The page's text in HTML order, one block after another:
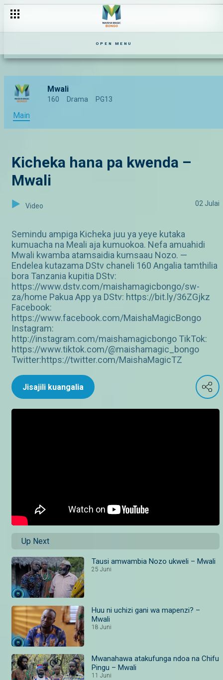
OPEN MENU
Mwali
160 Drama PG13
Main
Kicheka hana pa kwenda –
Mwali
Video 02 Julai
Semindu ampiga Kicheka juu ya yeye kutaka
kumuacha na Meali aja kumuokoa. Nefa amuahidi
Mwali kwamba atamsaidia kumsaau Nozo. —
Endelea kutazama DStv chaneli 160 Angalia tamthilia
bora Tanzania kupitia DStv:
https://www.dstv.com/maishamagicbongo/sw-
za/home Pakua App ya DStv: https://bit.ly/36ZGjkz
Facebook:
https://www.facebook.com/MaishaMagicBongo
Instagram:
http://instagram.com/maishamagicbongo TikTok:
https://www.tiktok.com/@maishamagic_bongo
Twitter:https://twitter.com/MaishaMagicTZ
Jisajili kuangalia
Up Next
Tausi amwambia Nozo ukweli – Mwali
25 Juni
Huu ni uchizi gani wa mapenzi? –
Mwali
18 Juni
Mwanahawa atakufunga ndoa na Chifu
Pingu – Mwali
11 Juni